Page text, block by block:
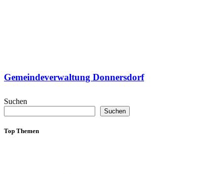
Gemeindeverwaltung Donnersdorf
Suchen
Suchen
Top Themen